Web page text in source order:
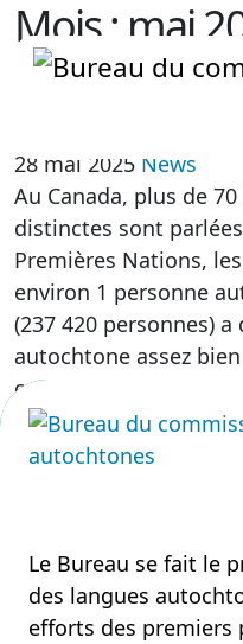
Mois : mai
Les langues
28 mai 2025 News
Au Canada, plus de
distinctes sont
Premières Nations,
environ 1 personne
(237 420 personnes)
autochtone assez
conversation.
Plus d'information
Le Bureau se fait le
des langues
efforts des premiers